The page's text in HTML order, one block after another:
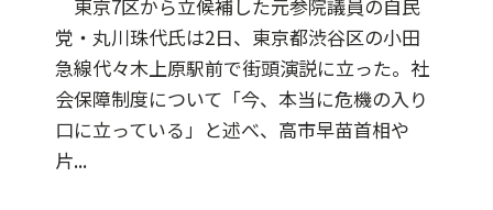
東京7区から立候補した元参院議員の自民
党・丸川珠代氏は2日、東京都渋谷区の小田
急線代々木上原駅前で街頭演説に立った。社
会保障制度について「今、本当に危機の入り
口に立っている」と述べ、高市早苗首相や
片...